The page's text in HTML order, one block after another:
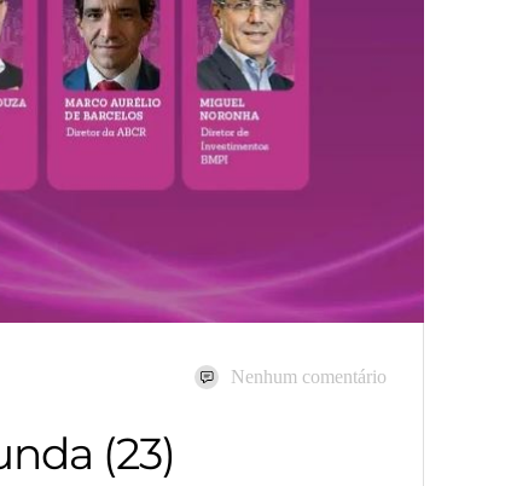
Nenhum comentário
(23)